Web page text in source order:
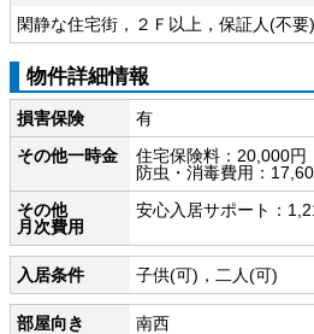
閑静な住宅街，２Ｆ以上，保証人(不要)
物件詳細情報
損害保険
有
その他一時金
住宅保険料：20,000
防虫・消毒費用：
その他
月次費用
安心入居サポート：
入居条件 子供(可)，二人(可)
部屋向き 南西